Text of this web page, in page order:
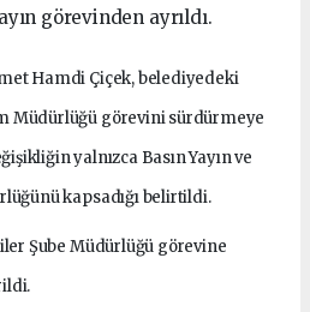
görevinden ayrıldı.
Hamdi Çiçek, belediyedeki
Müdürlüğü görevini sürdürmeye
yalnızca Basın Yayın ve
kapsadığı belirtildi.
Şube Müdürlüğü görevine